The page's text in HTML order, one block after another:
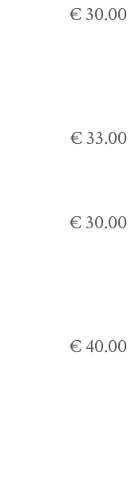
€ 30.00
€ 33.00
€ 30.00
€ 40.00